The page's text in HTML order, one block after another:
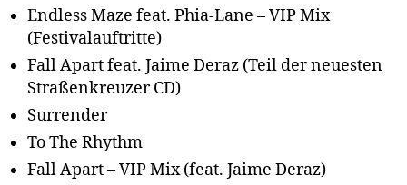
Endless Maze feat. Phia-Lane – VIP Mix
(Festivalauftritte)
Fall Apart feat. Jaime Deraz (Teil der neuesten
Straßenkreuzer CD)
Surrender
To The Rhythm
Fall Apart – VIP Mix (feat. Jaime Deraz)